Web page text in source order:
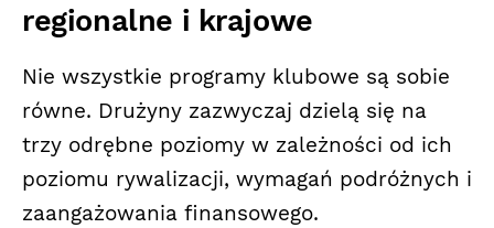
regionalne i krajowe
Nie wszystkie programy klubowe są sobie
równe. Drużyny zazwyczaj dzielą się na
trzy odrębne poziomy w zależności od ich
poziomu rywalizacji, wymagań podróżnych i
zaangażowania finansowego.